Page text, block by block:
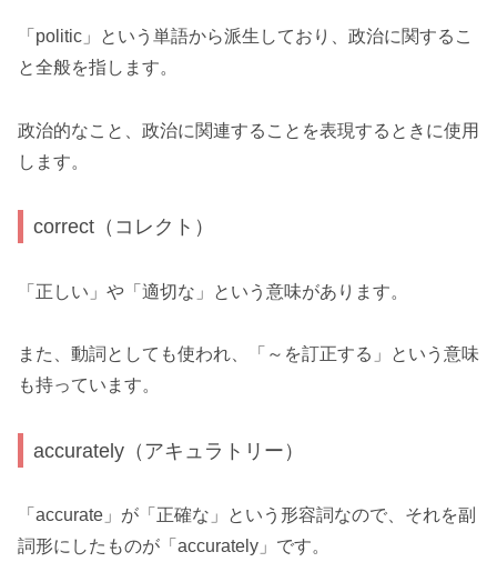
「politic」という単語から派生しており、政治に関するこ
と全般を指します。
政治的なこと、政治に関連することを表現するときに使用
します。
correct（コレクト）
「正しい」や「適切な」という意味があります。
また、動詞としても使われ、「～を訂正する」という意味
も持っています。
accurately（アキュラトリー）
「accurate」が「正確な」という形容詞なので、それを副
詞形にしたものが「accurately」です。